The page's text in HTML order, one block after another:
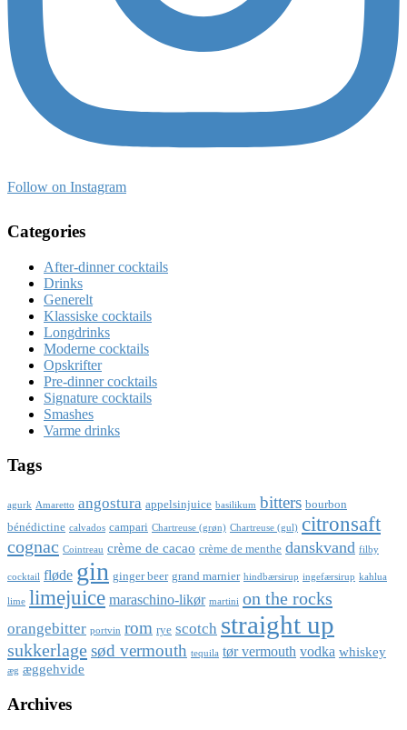
Follow on Instagram
Categories
After-dinner cocktails
Drinks
Generelt
Klassiske cocktails
Longdrinks
Moderne cocktails
Opskrifter
Pre-dinner cocktails
Signature cocktails
Smashes
Varme drinks
Tags
agurk Amaretto angostura appelsinjuice basilikum bitters bourbon
bénédictine calvados campari Chartreuse (grøn) Chartreuse (gul) citronsaft
cognac Cointreau crème de cacao crème de menthe danskvand filby
cocktail fløde gin ginger beer grand marnier hindbærsirup ingefærsirup kahlua
lime limejuice maraschino-likør martini on the rocks
orangebitter portvin rom rye scotch straight up
sukkerlagesød vermouth tequila tør vermouth vodka whiskey
æg æggehvide
Archives